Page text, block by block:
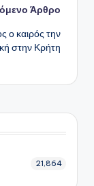
Άρθρο
ο καιρός την
στην Κρήτη
21,864